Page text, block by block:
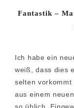
Fantastik –
Ich habe ein
weiß, dass dies
selten
aus einem
so üblich.